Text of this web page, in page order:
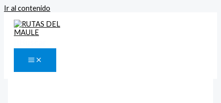
Ir al contenido